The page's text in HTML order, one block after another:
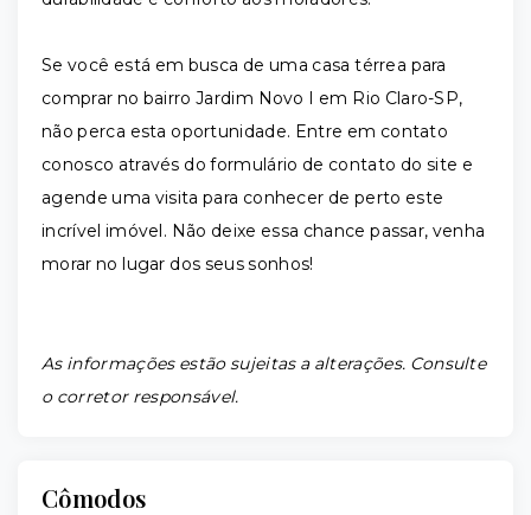
Se você está em busca de uma casa térrea para
comprar no bairro Jardim Novo I em Rio Claro-SP,
não perca esta oportunidade. Entre em contato
conosco através do formulário de contato do site e
agende uma visita para conhecer de perto este
incrível imóvel. Não deixe essa chance passar, venha
morar no lugar dos seus sonhos!
As informações estão sujeitas a alterações. Consulte
o corretor responsável.
Cômodos